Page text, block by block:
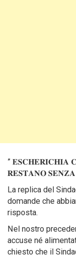
” 𝐄𝐒𝐂𝐇𝐄𝐑𝐈𝐂𝐇𝐈𝐀
𝐑𝐄𝐒𝐓𝐀𝐍𝐎 𝐒𝐄𝐍𝐙𝐀
La replica del
domande che
risposta.
Nel nostro
accuse né
chiesto che il